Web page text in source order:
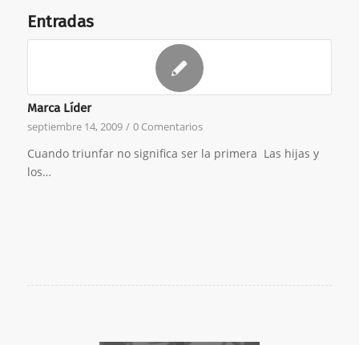
Entradas
Marca Líder
septiembre 14, 2009 / 0 Comentarios
Cuando triunfar no significa ser la primera Las hijas y
los…